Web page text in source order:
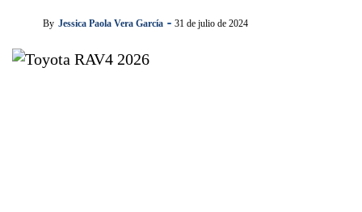
By Jessica Paola Vera García 31 de julio de 2024